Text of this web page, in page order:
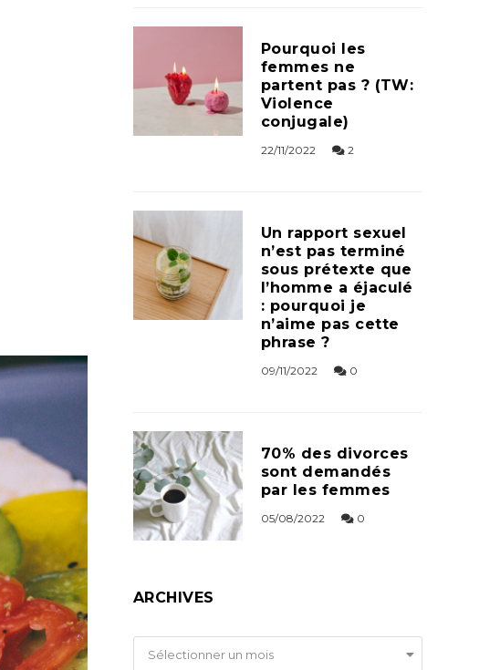
Pourquoi les
femmes ne
partent pas ? (TW:
Violence
conjugale)
22/11/2022 2
Un rapport sexuel
n’est pas terminé
sous prétexte que
l’homme a éjaculé
: pourquoi je
n’aime pas cette
phrase ?
09/11/2022 0
70% des divorces
sont demandés
par les femmes
05/08/2022 0
ARCHIVES
Archives
Sélectionner un mois